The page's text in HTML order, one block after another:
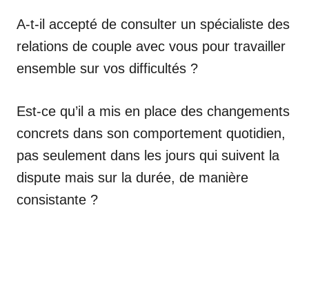
A-t-il accepté de consulter un spécialiste des
relations de couple avec vous pour travailler
ensemble sur vos difficultés ?
Est-ce qu’il a mis en place des changements
concrets dans son comportement quotidien,
pas seulement dans les jours qui suivent la
dispute mais sur la durée, de manière
consistante ?